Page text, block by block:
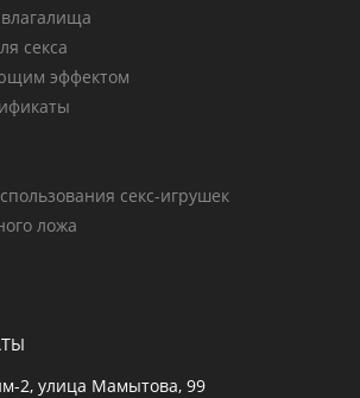
секса
эффектом
секс-игрушек
ложа
2, улица Мамытова, 99